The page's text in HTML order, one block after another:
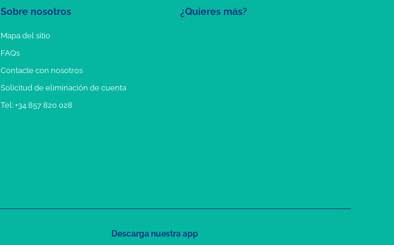
¿Quieres más?
Sobre nosotros
Mapa del sitio
FAQs
Contacte con nosotros
Solicitud de eliminación de cuenta
Tel: +34 857 820 028
Descarga nuestra app